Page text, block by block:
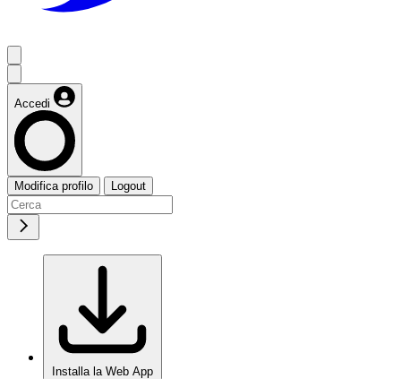
Accedi
Modifica profilo Logout
Installa la Web App